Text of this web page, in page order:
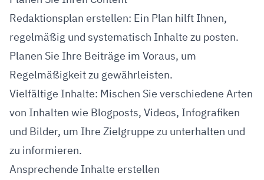
Redaktionsplan erstellen: Ein Plan hilft Ihnen,
regelmäßig und systematisch Inhalte zu posten.
Planen Sie Ihre Beiträge im Voraus, um
Regelmäßigkeit zu gewährleisten.
Vielfältige Inhalte: Mischen Sie verschiedene Arten
von Inhalten wie Blogposts, Videos, Infografiken
und Bilder, um Ihre Zielgruppe zu unterhalten und
zu informieren.
Ansprechende Inhalte erstellen